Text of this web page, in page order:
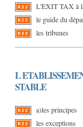
L'EXIT TAX à
le guide du
les tribunes
L
STABLE
a)les principes
les exceptions